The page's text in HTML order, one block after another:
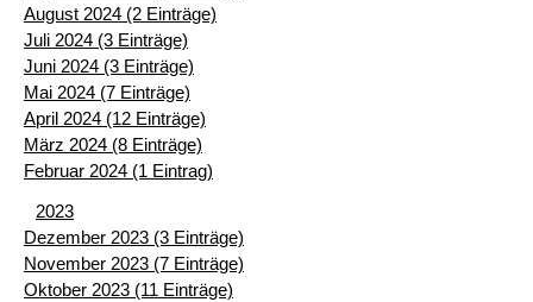
August 2024 (2 Einträge)
Juli 2024 (3 Einträge)
Juni 2024 (3 Einträge)
Mai 2024 (7 Einträge)
April 2024 (12 Einträge)
März 2024 (8 Einträge)
Februar 2024 (1 Eintrag)
2023
Dezember 2023 (3 Einträge)
November 2023 (7 Einträge)
Oktober 2023 (11 Einträge)